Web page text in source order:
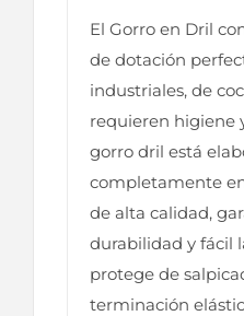
El Gorro en Dril
de dotación
industriales, de
requieren higiene
gorro dril está
completamente
de alta calidad,
durabilidad y fácil
protege de
terminación